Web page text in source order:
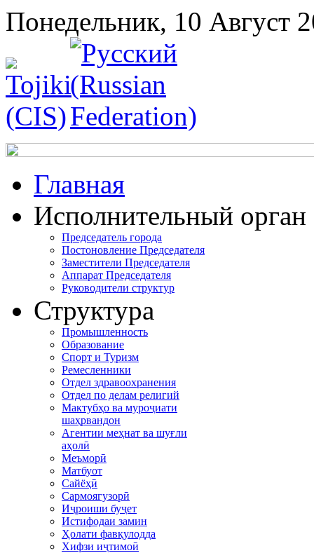
Понедельник, 10 Август
Главная
Исполнительный орган
Председатель города
Постоновление Председателя
Заместители Председателя
Аппарат Председателя
Руководители структур
Структура
Промышленность
Образование
Спорт и Туризм
Ремесленники
Отдел здравоохранения
Отдел по делам религий
Мактубҳо ва муроҷиати
шаҳрвандон
Агентии меҳнат ва шуғли
аҳолӣ
Меъморӣ
Матбуот
Сайёҳӣ
Сармоягузорӣ
Иҷроиши буҷет
Истифодаи замин
Ҳолати фавқулодда
Хифзи иҷтимоӣ